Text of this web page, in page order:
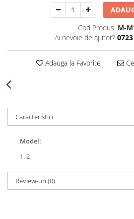
Decoratiuni Craciun
Sweet Wonderland
Crengute Decorative
Decoratiuni Luminoase
Aromaterapie Craciun
Cod Produs: M-
Ai nevoie de ajutor?
Adauga la Favorite
Caracteristici
Model:
1,2
Review-uri(0)